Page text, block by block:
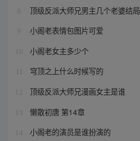
8 顶级反派大师兄男主几个老婆结局
9 小阁老表情包图片可爱
10 小阁老女主多少个
穹顶之上什么时候写的
12 顶级反派大师兄漫画女主是谁
13 懒散初唐 第14章
14 小阁老的演员是谁扮演的